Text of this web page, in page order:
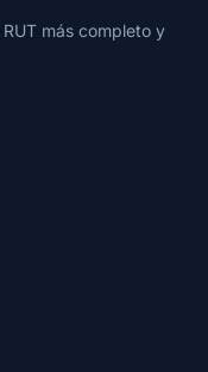
más completo y